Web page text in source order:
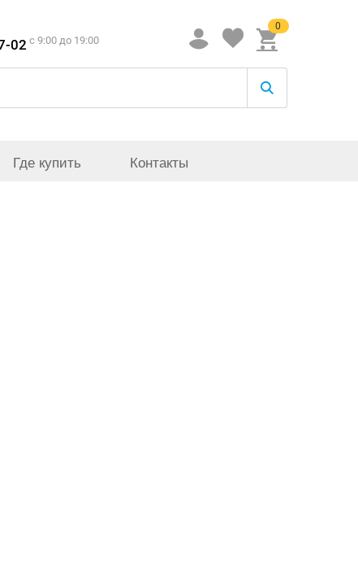
02 c 9:00 до 19:00
0
Где купить Контакты